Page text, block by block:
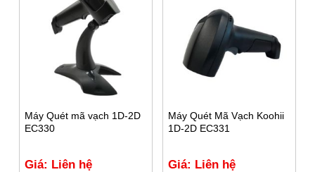
Máy Quét mã vạch 1D-2D
EC330
Giá: Liên hệ
Máy Quét Mã Vạch Koohii
1D-2D EC331
Giá: Liên hệ